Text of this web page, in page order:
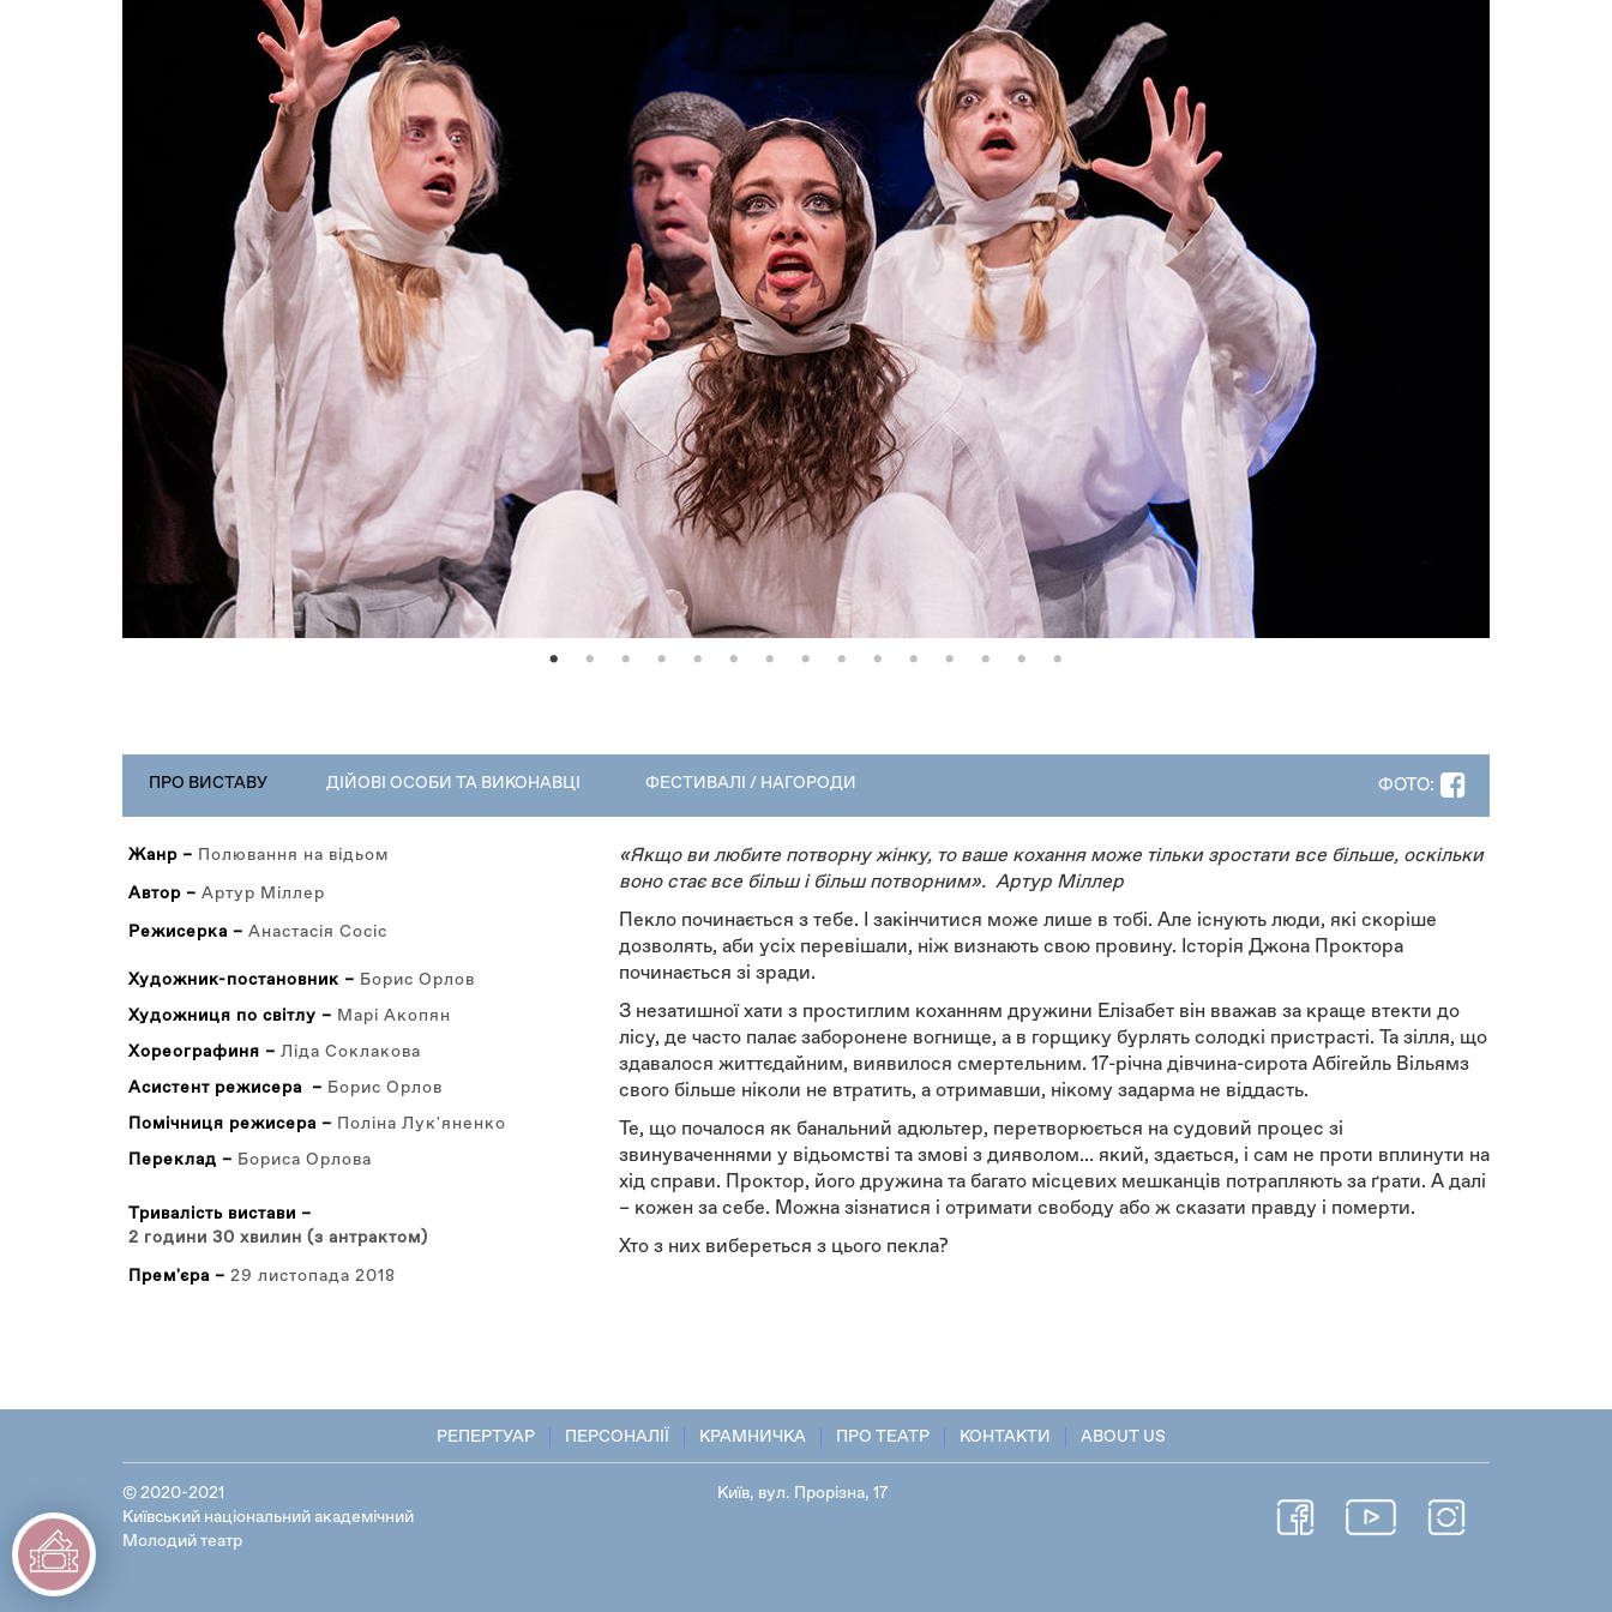
РЕПЕРТУАР
ПРО ВИСТАВУ (АКТИВНАДІЙОВІ ОСОБИ ТА ВИКОНАВЦІ ФЕСТИВАЛІ / НАГОРОДИ ФОТО:
Жанр – Полювання на відьом
Автор – Артур Міллер
Режисерка – Анастасія Сосіс
Художник-постановник – Борис Орлов
Художниця по світлу – Марі Акопян
Хореографиня – Ліда Соклакова
Асистент режисера – Борис Орлов
Помічниця режисера – Поліна Лук'яненко
Переклад – Бориса Орлова
Тривалість вистави –
2 години 30 хвилин (з антрактом)
Прем'єра – 29 листопада 2018
«Якщо ви любите потворну жінку, то ваше кохання може тільки зростати все більше, оскільки
воно стає все більш і більш потворним». Артур Міллер
Пекло починається з тебе. І закінчитися може лише в тобі. Але існують люди, які скоріше
дозволять, аби усіх перевішали, ніж визнають свою провину. Історія Джона Проктора
починається зі зради.
З незатишної хати з простиглим коханням дружини Елізабет він вважав за краще втекти до
лісу, де часто палає заборонене вогнище, а в горщику бурлять солодкі пристрасті. Та зілля, що
здавалося життєдайним, виявилося смертельним. 17-річна дівчина-сирота Абігейль Вільямз
свого більше ніколи не втратить, а отримавши, нікому задарма не віддасть.
Те, що почалося як банальний адюльтер, перетворюється на судовий процес зі
звинуваченнями у відьомстві та змові з дияволом… який, здається, і сам не проти вплинути на
хід справи. Проктор, його дружина та багато місцевих мешканців потрапляють за ґрати. А далі
– кожен за себе. Можна зізнатися і отримати свободу або ж сказати правду і померти.
Хто з них вибереться з цього пекла?
РЕПЕРТУАР ПЕРСОНАЛІЇ КРАМНИЧКА ПРО ТЕАТР КОНТАКТИ ABOUT US
© 2020-2021
Київський національний академічний
Молодий театр
Київ, вул. Прорізна, 17